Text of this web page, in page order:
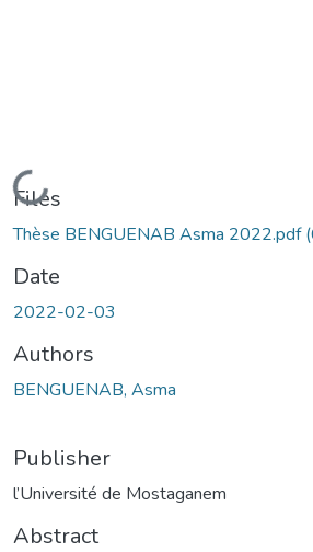
Loading...
Files
Thèse BENGUENAB Asma 2022.pdf
Date
2022-02-03
Authors
BENGUENAB, Asma
Publisher
l’Université de Mostaganem
Abstract